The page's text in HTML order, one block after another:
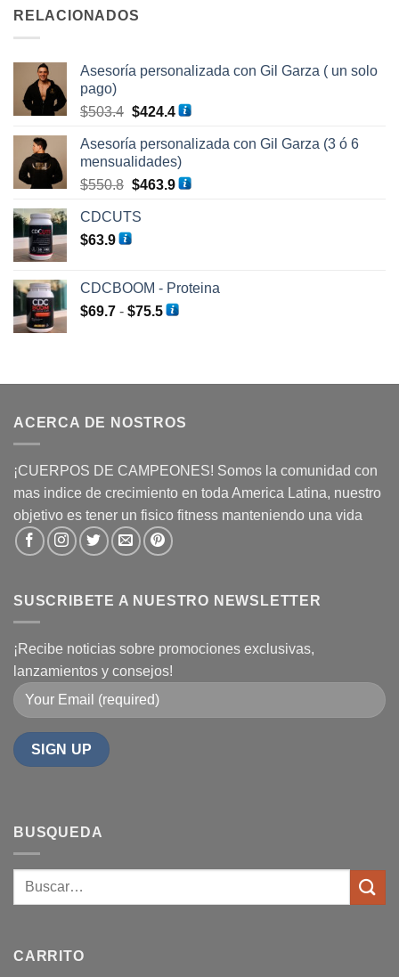
era:
RELACIONADOS
Asesoría personalizada con Gil Garza ( un solo
pago)
$503.4 El
original
era:
$503.4.
$424.4El
actual
es:
$424.4.
Asesoría personalizada con Gil Garza (3 ó 6
mensualidades)
$550.8 El
original
era:
$463.9El
CDCUTS
$63.9
CDCBOOM - Proteina
$69.7 - $75.5Rango
$69.7
$75.5
ACERCA DE NOSTROS
¡CUERPOS DE CAMPEONES! Somos la comunidad con
mas indice de crecimiento en toda America Latina, nuestro
objetivo es tener un fisico fitness manteniendo una vida
SUSCRIBETE A NUESTRO NEWSLETTER
¡Recibe noticias sobre promociones exclusivas,
lanzamientos y consejos!
BUSQUEDA
CARRITO